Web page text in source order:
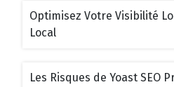
Optimisez Votre Visibilité
Local
Les Risques de Yoast SEO